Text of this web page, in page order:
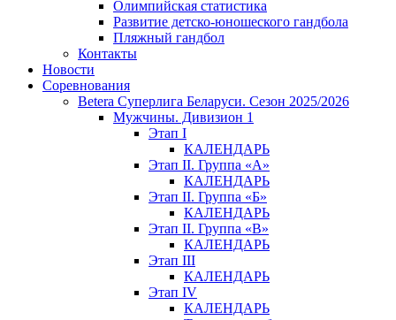
Олимпийская статистика
Развитие детско-юношеского гандбола
Пляжный гандбол
Контакты
Новости
Соревнования
Betera Суперлига Беларуси. Сезон 2025/2026
Мужчины. Дивизион 1
Этап I
КАЛЕНДАРЬ
Этап II. Группа «А»
КАЛЕНДАРЬ
Этап II. Группа «Б»
КАЛЕНДАРЬ
Этап II. Группа «В»
КАЛЕНДАРЬ
Этап III
КАЛЕНДАРЬ
Этап IV
КАЛЕНДАРЬ